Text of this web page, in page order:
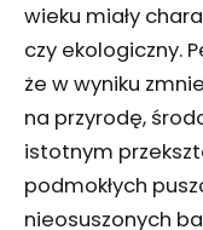
wieku miały
czy ekologiczny.
że w wyniku
na przyrodę,
istotnym
podmokłych
nieosuszonych